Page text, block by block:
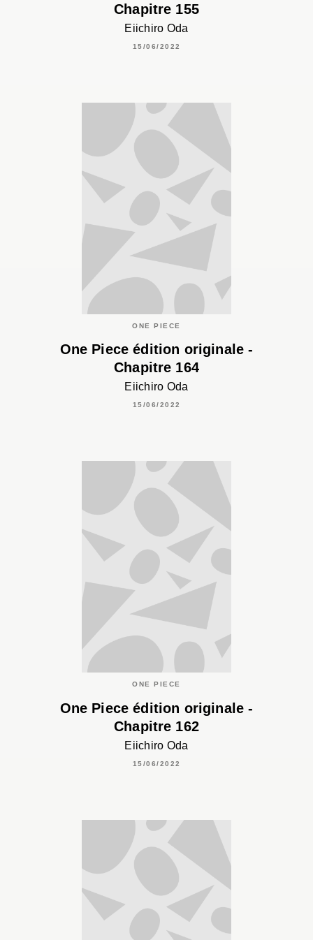
Chapitre 155
Eiichiro Oda
15/06/2022
ONE PIECE
One Piece édition originale -
Chapitre 164
Eiichiro Oda
15/06/2022
ONE PIECE
One Piece édition originale -
Chapitre 162
Eiichiro Oda
15/06/2022